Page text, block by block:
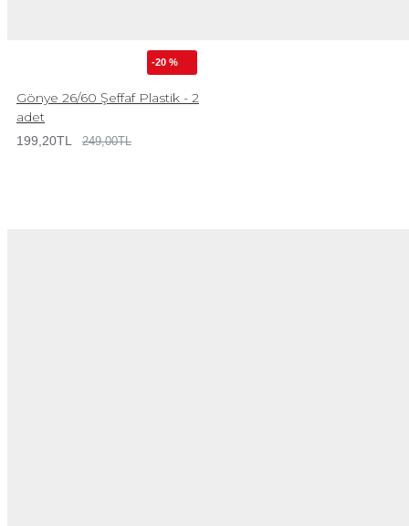
-20 %
Gönye 26/60 Şeffaf Plastik - 2
adet
199,20TL 249,00TL